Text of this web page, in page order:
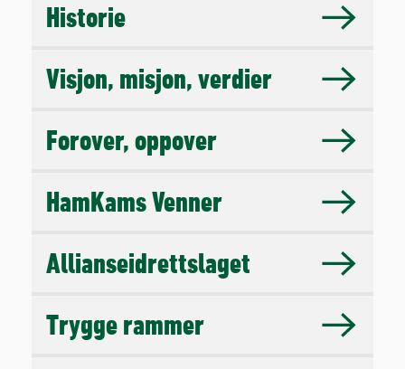
Historie
Visjon, misjon, verdier
Forover, oppover
HamKams Venner
Allianseidrettslaget
Trygge rammer